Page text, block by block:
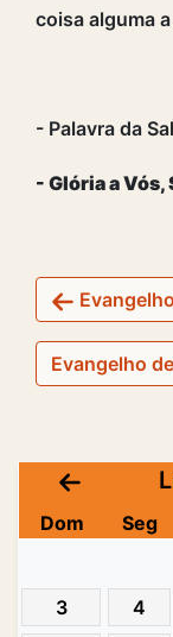
coisa alguma
- Palavra da
- Glória a Vós,
Evangelho
Dom Seg
3
4